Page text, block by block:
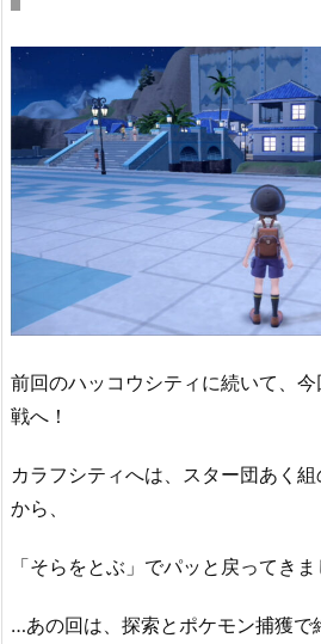
前回のハッコウシティに続いて、今
戦へ！
カラフシティへは、スター団あく
から、
「そらをとぶ」でパッと戻ってきま
…あの回は、探索とポケモン捕獲で